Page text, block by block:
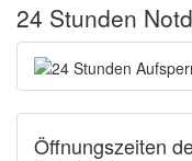
24 Stunden
Öffnungszeiten